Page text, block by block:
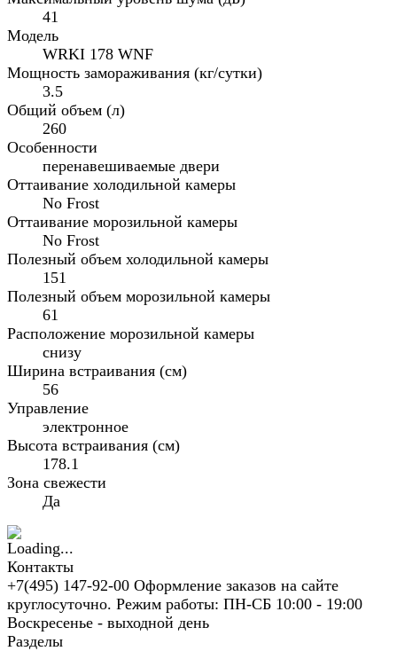
41
Модель
WRKI 178 WNF
Мощность замораживания (кг/сутки)
3.5
Общий объем (л)
260
Особенности
перенавешиваемые двери
Оттаивание холодильной камеры
No Frost
Оттаивание морозильной камеры
No Frost
Полезный объем холодильной камеры
151
Полезный объем морозильной камеры
61
Расположение морозильной камеры
снизу
Ширина встраивания (см)
56
Управление
электронное
Высота встраивания (см)
178.1
Зона свежести
Да
Контакты
+7(495) 147-92-00 Оформление заказов на сайте
круглосуточно. Режим работы: ПН-СБ 10:00 - 19:00
Воскресенье - выходной день
Разделы